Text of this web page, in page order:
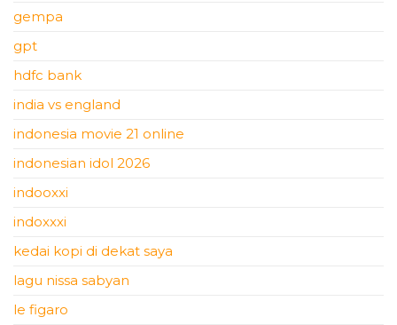
gempa
gpt
hdfc bank
india vs england
indonesia movie 21 online
indonesian idol 2026
indooxxi
indoxxxi
kedai kopi di dekat saya
lagu nissa sabyan
le figaro